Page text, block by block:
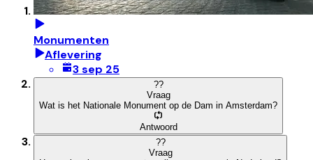
Monumenten
Aflevering
3 sep 25
??
Vraag
Wat is het Nationale Monument op de Dam in Amsterdam?
Antwoord
??
Vraag